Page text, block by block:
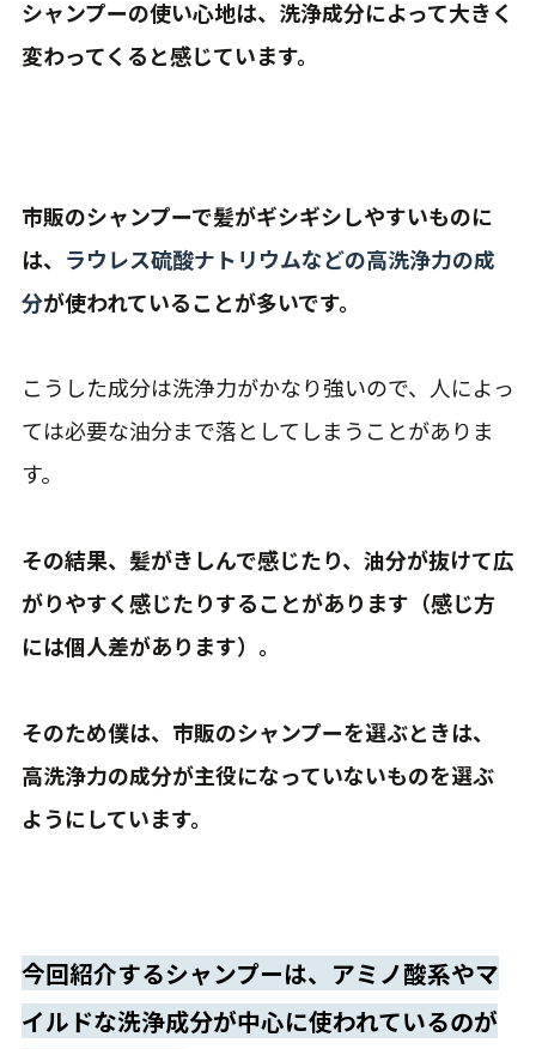
シャンプーの使い心地は、洗浄成分によって大きく
変わってくると感じています。
市販のシャンプーで髪がギシギシしやすいものに
は、 ラウレス硫酸ナトリウムなどの高洗浄力の成
分が使われていることが多いです。
こうした成分は洗浄力がかなり強いので、人によっ
ては必要な油分まで落としてしまうことがありま
す。
その結果、髪がきしんで感じたり、油分が抜けて広
がりやすく感じたりすることがあります（感じ方
には個人差があります）。
そのため僕は、市販のシャンプーを選ぶときは、
高洗浄力の成分が主役になっていないものを選ぶ
ようにしています。
今回紹介するシャンプーは、アミノ酸系やマ
イルドな洗浄成分が中心に使われているのが